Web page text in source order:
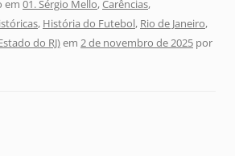
em 01. Sérgio Mello,Carências,
, História do Futebol, Rio de Janeiro,
do RJ)em 2 de novembro de 2025 por